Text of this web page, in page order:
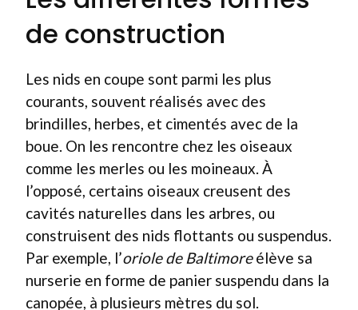
de construction
Les nids en coupe sont parmi les plus
courants, souvent réalisés avec des
brindilles, herbes, et cimentés avec de la
boue. On les rencontre chez les oiseaux
comme les merles ou les moineaux. À
l’opposé, certains oiseaux creusent des
cavités naturelles dans les arbres, ou
construisent des nids flottants ou suspendus.
Par exemple, l’oriole de Baltimoreélève sa
nurserie en forme de panier suspendu dans la
canopée, à plusieurs mètres du sol.